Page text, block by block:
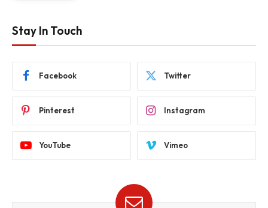
Stay In Touch
Facebook Twitter
Pinterest Instagram
YouTube Vimeo